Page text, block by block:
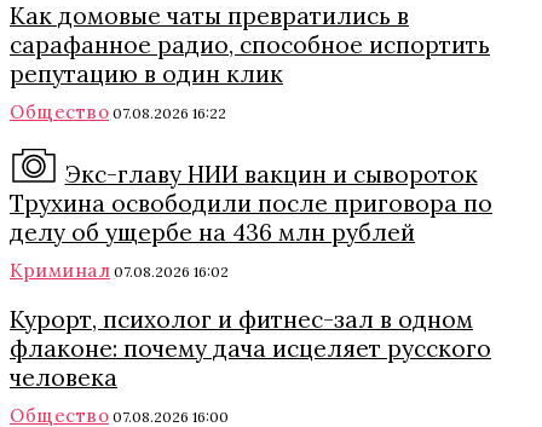
Как домовые чаты превратились в
сарафанное радио, способное испортить
репутацию в один клик
Общество 07.08.2026 16:22
Экс-главу НИИ вакцин и сывороток
Трухина освободили после приговора по
делу об ущербе на 436 млн рублей
Криминал 07.08.2026 16:02
Курорт, психолог и фитнес-зал в одном
флаконе: почему дача исцеляет русского
человека
Общество 07.08.2026 16:00